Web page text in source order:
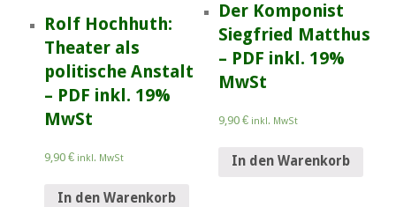
Rolf Hochhuth:
Theater als
politische Anstalt
– PDF inkl. 19%
MwSt
9,90 € inkl. MwSt
In den Warenkorb
Der Komponist
Siegfried Matthus
– PDF inkl. 19%
MwSt
9,90 € inkl. MwSt
In den Warenkorb